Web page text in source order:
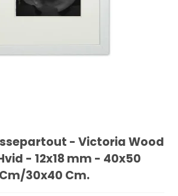
- Victoria Wood
- 12x18 mm - 40x50
Cm/30x40 Cm.